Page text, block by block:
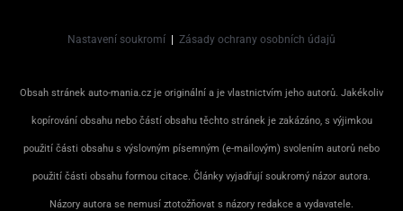
Nastavení soukromí Zásady ochrany osobních údajů
Obsah stránek auto-mania.cz je originální a je vlastnictvím jeho autorů. Jakékoliv
kopírování obsahu nebo částí obsahu těchto stránek je zakázáno, s výjimkou
použití části obsahu s výslovným písemným (e-mailovým) svolením autorů nebo
použití části obsahu formou citace. Články vyjadřují soukromý názor autora.
Názory autora se nemusí ztotožňovat s názory redakce a vydavatele.